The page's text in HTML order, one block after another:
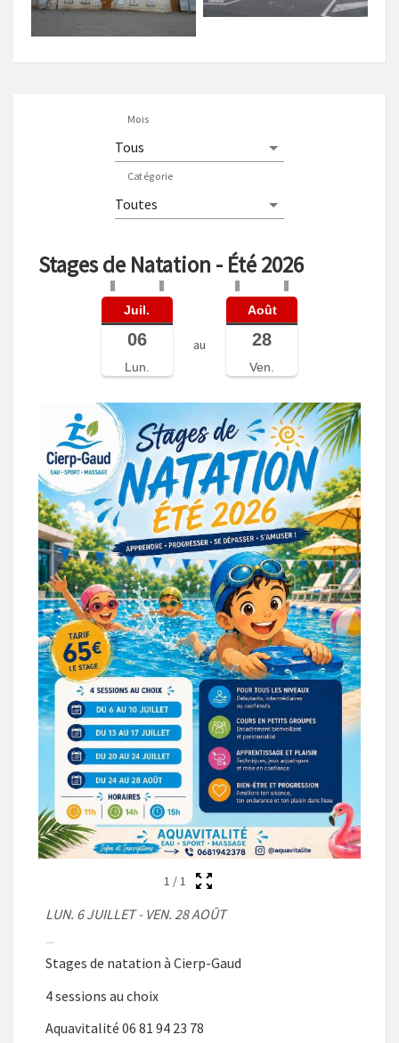
Mois
Catégorie
Stages de Natation - Été 2026
Juil.
06
Lun.
au
Août
28
Ven.
1 /1
LUN. 6 JUILLET - VEN. 28 AOÛT
Stages de natation à Cierp-Gaud
4 sessions au choix
Aquavitalité 06 81 94 23 78